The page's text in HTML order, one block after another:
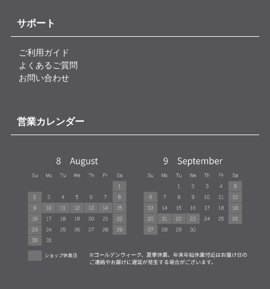
サポート
ご利用ガイド
よくあるご質問
お問い合わせ
営業カレンダー